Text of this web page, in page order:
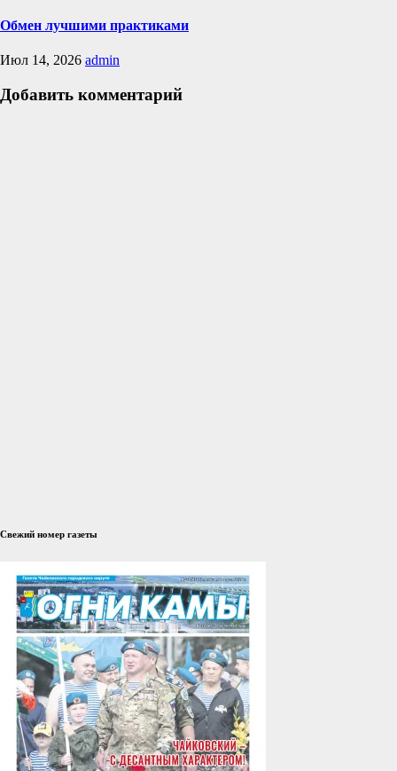
Обмен лучшими практиками
Июл 14, 2026 admin
Добавить комментарий
Свежий номер газеты